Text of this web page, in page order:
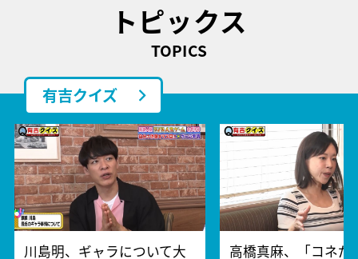
トピックス
TOPICS
有吉クイズ
川島明、ギャラについて大
高橋真麻、「コネだ